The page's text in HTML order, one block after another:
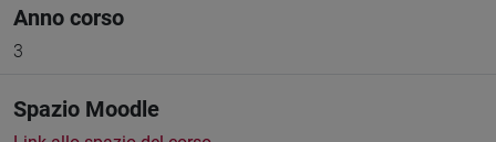
Anno corso
3
Spazio Moodle